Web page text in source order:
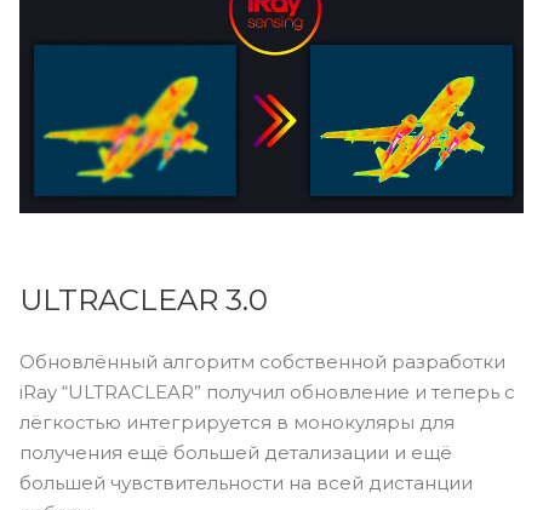
ULTRACLEAR 3.0
Обновлённый алгоритм собственной разработки
iRay “ULTRACLEAR” получил обновление и теперь с
лёгкостью интегрируется в монокуляры для
получения ещё большей детализации и ещё
большей чувствительности на всей дистанции